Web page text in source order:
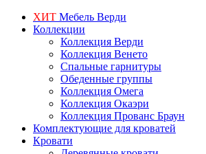
ХИТ Мебель Верди
Коллекции
Коллекция Верди
Коллекция Венето
Спальные гарнитуры
Обеденные группы
Коллекция Омега
Коллекция Окаэри
Коллекция Прованс Браун
Комплектующие для кроватей
Кровати